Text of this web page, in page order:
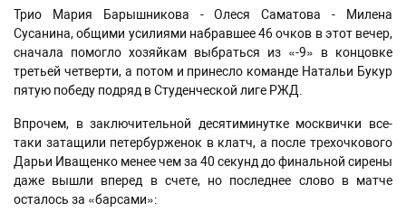
Трио Мария Барышникова - Олеся Саматова - Милена
Сусанина, общими усилиями набравшее 46 очков в этот вечер,
сначала помогло хозяйкам выбраться из «-9» в концовке
третьей четверти, а потом и принесло команде Натальи Букур
пятую победу подряд в Студенческой лиге РЖД.
Впрочем, в заключительной десятиминутке москвички все-
таки затащили петербурженок в клатч, а после трехочкового
Дарьи Иващенко менее чем за 40 секунд до финальной сирены
даже вышли вперед в счете, но последнее слово в матче
осталось за «барсами»: